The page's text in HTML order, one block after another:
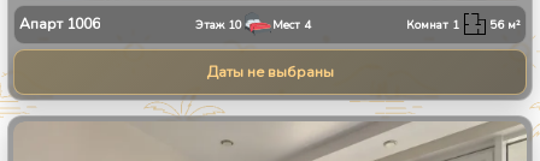
Апарт 1006 Этаж 10 Мест 4 Комнат 1 56м²
Даты не выбраны
25